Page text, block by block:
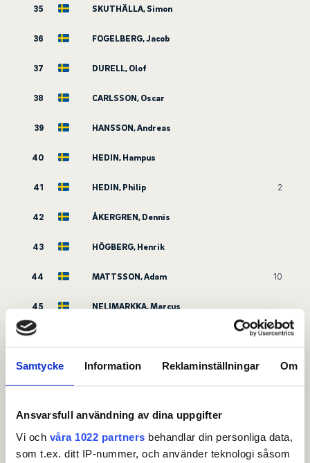
Samtycke Information Reklaminställningar Om
Ansvarsfull användning av dina uppgifter
Vi och våra 1022 partners behandlar din personliga data,
som t.ex. ditt IP-nummer, och använder teknologi såsom
35 SKUTHÄLLA, Simon
36 FOGELBERG, Jacob
37 DURELL, Olof
38 CARLSSON, Oscar
39 HANSSON, Andreas
40 HEDIN, Hampus
41 HEDIN, Philip 2
42 ÅKERGREN, Dennis
43 HÖGBERG, Henrik
44 MATTSSON, Adam 10
45 NELIMARKKA, Marcus
46
47 ALFVEN, Joacim 1
56 ZACHARIAS, Rasmus 4